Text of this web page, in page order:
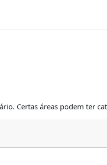
Certas áreas podem ter